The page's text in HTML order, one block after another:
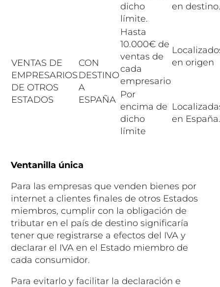
dicho
límite.
en
VENTAS DE
EMPRESARIOS
DE OTROS
ESTADOS
CON
DESTINO
A
ESPAÑA
Hasta
10.000€ de
ventas de
cada
empresario
en origen
Por
encima de
dicho
límite
en
Ventanilla única
Para las empresas que venden bienes por
internet a clientes finales de otros Estados
miembros, cumplir con la obligación de
tributar en el país de destino significaría
tener que registrarse a efectos del IVA y
declarar el IVA en el Estado miembro de
cada consumidor.
Para evitarlo y facilitar la declaración e